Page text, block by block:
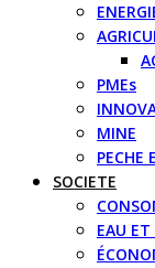
PMEs
MINE
PECHE
SOCIETE
EAU